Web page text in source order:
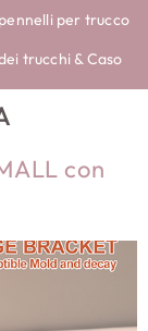
per trucco
trucchi & Caso
con